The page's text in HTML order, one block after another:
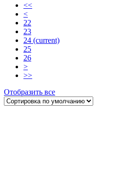
<<
<
22
23
24 (current)
25
26
>
>>
Отобразить все